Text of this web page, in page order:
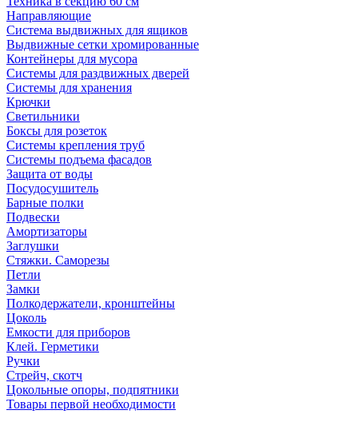
Направляющие
Система выдвижных для ящиков
Выдвижные сетки хромированные
Контейнеры для мусора
Системы для раздвижных дверей
Системы для хранения
Крючки
Светильники
Боксы для розеток
Системы крепления труб
Системы подъема фасадов
Защита от воды
Посудосушитель
Барные полки
Подвески
Амортизаторы
Заглушки
Стяжки. Саморезы
Петли
Замки
Полкодержатели, кронштейны
Цоколь
Емкости для приборов
Клей. Герметики
Ручки
Стрейч, скотч
Цокольные опоры, подпятники
Товары первой необходимости